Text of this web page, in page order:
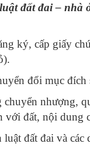
đất đai – nhà
ký, cấp giấy
đổi mục đích
nhượng,
với đất, nội dung
đất đai và các